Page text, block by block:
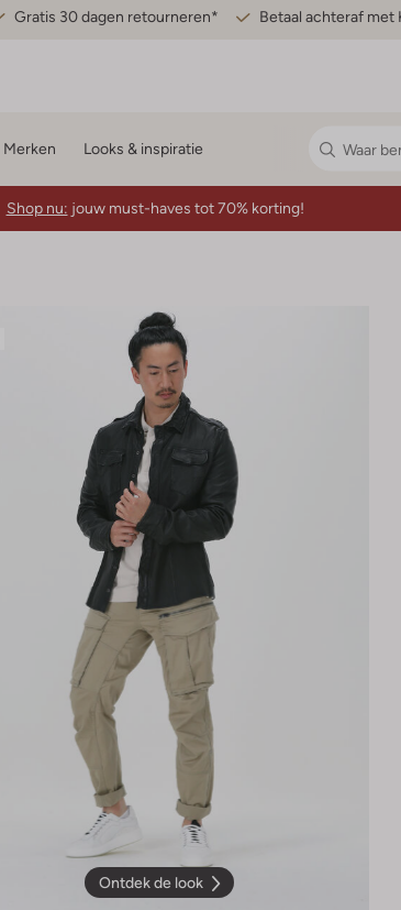
Gratis 30 dagen retourneren* Betaal achteraf met
Merken Looks & inspiratie
Shop nu: jouw must-haves tot 70% korting!
Ontdek de look